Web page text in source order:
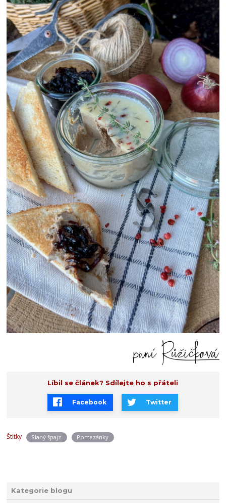
Kategorie blogu
Líbil se článek? Sdílejte ho s přáteli
Facebook Twitter
Štítky Slaný špajz Pomazánky